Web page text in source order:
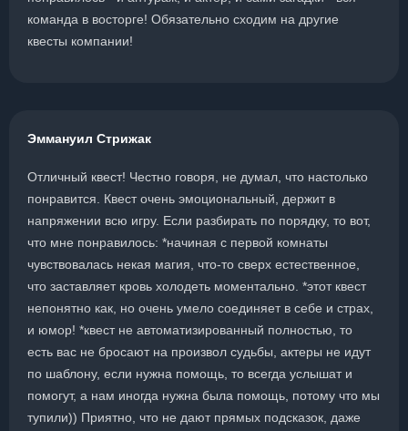
команда в восторге! Обязательно сходим на другие
квесты компании!
Эммануил Стрижак
Отличный квест! Честно говоря, не думал, что настолько
понравится. Квест очень эмоциональный, держит в
напряжении всю игру. Если разбирать по порядку, то вот,
что мне понравилось: *начиная с первой комнаты
чувствовалась некая магия, что-то сверх естественное,
что заставляет кровь холодеть моментально. *этот квест
непонятно как, но очень умело соединяет в себе и страх,
и юмор! *квест не автоматизированный полностью, то
есть вас не бросают на произвол судьбы, актеры не идут
по шаблону, если нужна помощь, то всегда услышат и
помогут, а нам иногда нужна была помощь, потому что мы
тупили)) Приятно, что не дают прямых подсказок, даже